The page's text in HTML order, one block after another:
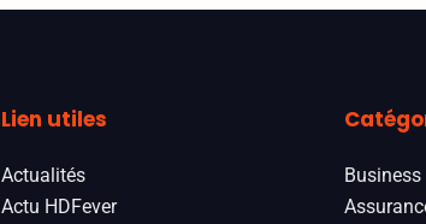
Lien utiles
Actualités
Actu HDFever
Business